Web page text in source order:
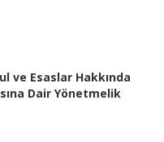
ve Esaslar Hakkında
Dair Yönetmelik